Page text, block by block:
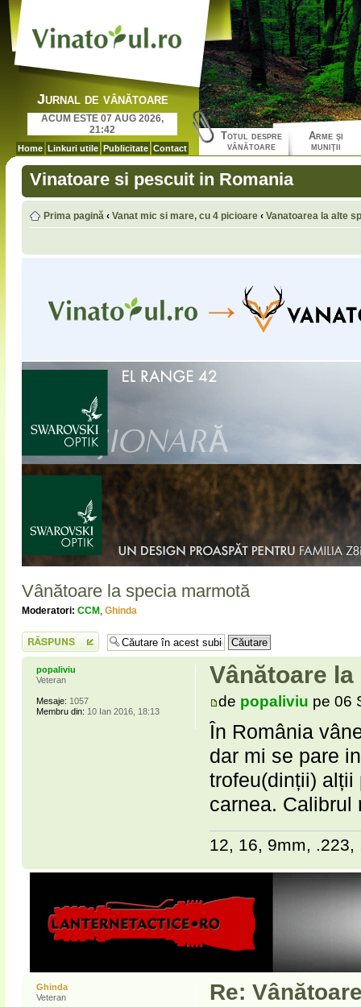
Jurnal de vânătoare
ACUM ESTE 07 AUG 2026,
21:42
Home Linkuri utile Publicitate Contact
Totul despre
vânătoare
Arme şi
muniţii
Vinatoare si pescuit in Romania
Prima pagină ‹ Vanat mic si mare, cu 4 picioare ‹ Vanatoarea la alte
Vânătoare la specia marmotă
Moderatori: CCM , Ghinda
Scrie un răspuns
Vânătoare
de popaliviu pe 06
În România
dar mi se pare
trofeu(dinții) alții
carnea. Calibrul
12, 16, 9mm, .223,
popaliviu
Veteran
Mesaje: 1057
Membru din: 10 Ian 2016, 18:13
Re:
Ghinda
Veteran